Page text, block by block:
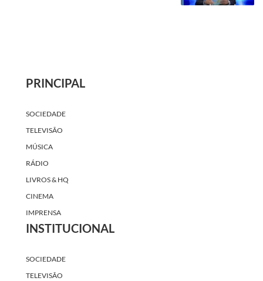
PRINCIPAL
SOCIEDADE
TELEVISÃO
MÚSICA
RÁDIO
LIVROS & HQ
CINEMA
IMPRENSA
INSTITUCIONAL
SOCIEDADE
TELEVISÃO